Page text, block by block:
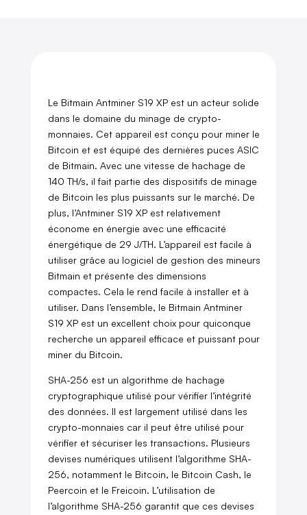
Le Bitmain Antminer S19 XP est un acteur solide
dans le domaine du minage de crypto-
monnaies. Cet appareil est conçu pour miner le
Bitcoin et est équipé des dernières puces ASIC
de Bitmain. Avec une vitesse de hachage de
140 TH/s, il fait partie des dispositifs de minage
de Bitcoin les plus puissants sur le marché. De
plus, l’Antminer S19 XP est relativement
économe en énergie avec une efficacité
énergétique de 29 J/TH. L’appareil est facile à
utiliser grâce au logiciel de gestion des mineurs
Bitmain et présente des dimensions
compactes. Cela le rend facile à installer et à
utiliser. Dans l’ensemble, le Bitmain Antminer
S19 XP est un excellent choix pour quiconque
recherche un appareil efficace et puissant pour
miner du Bitcoin.
SHA-256 est un algorithme de hachage
cryptographique utilisé pour vérifier l’intégrité
des données. Il est largement utilisé dans les
crypto-monnaies car il peut être utilisé pour
vérifier et sécuriser les transactions. Plusieurs
devises numériques utilisent l’algorithme SHA-
256, notamment le Bitcoin, le Bitcoin Cash, le
Peercoin et le Freicoin. L’utilisation de
l’algorithme SHA-256 garantit que ces devises